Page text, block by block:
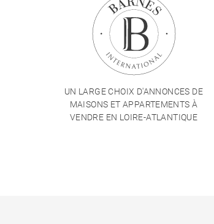
UN LARGE CHOIX D'ANNONCES DE
MAISONS ET APPARTEMENTS À
VENDRE EN LOIRE-ATLANTIQUE